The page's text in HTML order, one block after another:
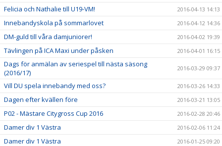
Felicia och Nathalie till U19-VM! 2016-04-13 14:13
Innebandyskola på sommarlovet 2016-04-12 14:36
DM-guld till våra damjuniorer! 2016-04-02 19:39
Tävlingen på ICA Maxi under påsken 2016-04-01 16:15
Dags för anmälan av seriespel till nästa säsong
(2016/17)
2016-03-29 09:37
Vill DU spela innebandy med oss? 2016-03-26 14:33
Dagen efter kvällen före 2016-03-21 13:05
P02 - Mästare Citygross Cup 2016 2016-02-28 20:46
Damer div 1 Västra 2016-02-06 11:24
Damer div 1 Västra 2016-01-25 09:20